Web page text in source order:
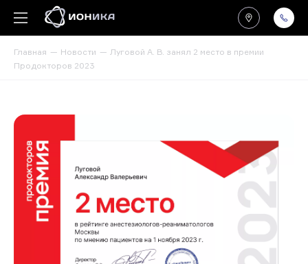
Главная Новости
Луговой А. В. занял 2 место в премии
Продокторов 2023